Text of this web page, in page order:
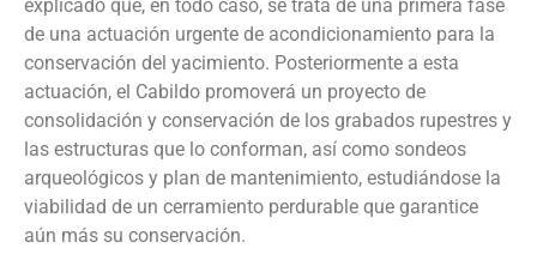
explicado que, en todo caso, se trata de una primera fase
de una actuación urgente de acondicionamiento para la
conservación del yacimiento. Posteriormente a esta
actuación, el Cabildo promoverá un proyecto de
consolidación y conservación de los grabados rupestres y
las estructuras que lo conforman, así como sondeos
arqueológicos y plan de mantenimiento, estudiándose la
viabilidad de un cerramiento perdurable que garantice
aún más su conservación.